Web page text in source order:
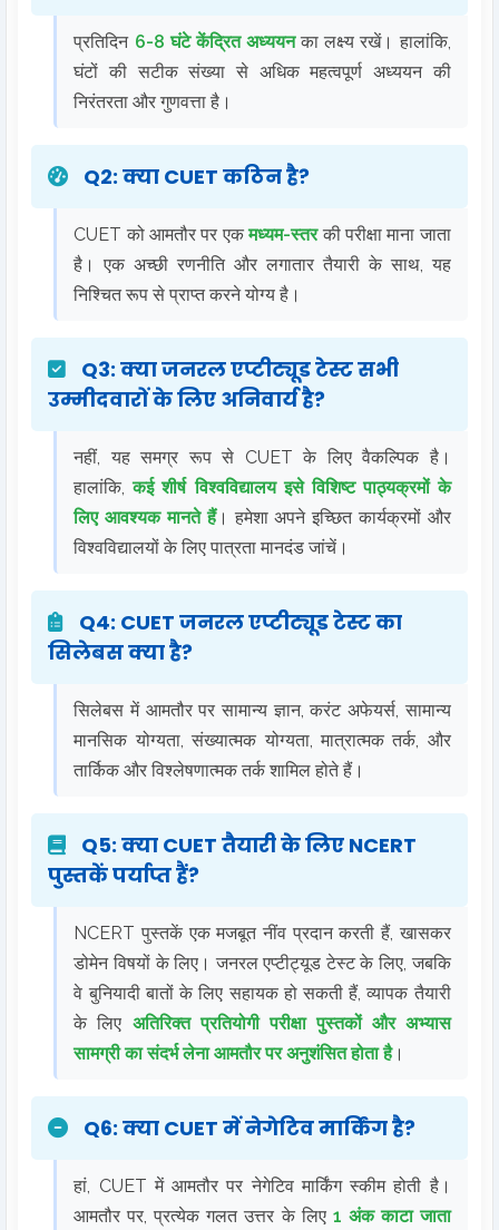
प्रतिदिन 6-8 घंटे केंद्रित अध्ययनका लक्ष्य रखें। हालांकि,
घंटों की सटीक संख्या से अधिक महत्वपूर्ण अध्ययन की
निरंतरता और गुणवत्ता है।
Q2: क्या CUET कठिन है?
CUET को आमतौर पर एकमध्यम-स्तरकी परीक्षा माना जाता
है। एक अच्छी रणनीति और लगातार तैयारी के साथ, यह
निश्चित रूप से प्राप्त करने योग्य है।
Q3: क्या जनरल एप्टीट्यूड टेस्ट सभी
उम्मीदवारों के लिए अनिवार्य है?
नहीं, यह समग्र रूप से CUET के लिए वैकल्पिक है।
हालांकि,कई शीर्ष विश्वविद्यालय इसे विशिष्ट पाठ्यक्रमों के
लिए आवश्यक मानते हैं। हमेशा अपने इच्छित कार्यक्रमों और
विश्वविद्यालयों के लिए पात्रता मानदंड जांचें।
Q4: CUET जनरल एप्टीट्यूड टेस्ट का
सिलेबस क्या है?
सिलेबस में आमतौर पर सामान्य ज्ञान, करंट अफेयर्स, सामान्य
मानसिक योग्यता, संख्यात्मक योग्यता, मात्रात्मक तर्क, और
तार्किक और विश्लेषणात्मक तर्क शामिल होते हैं।
Q5: क्या CUET तैयारी के लिए NCERT
पुस्तकें पर्याप्त हैं?
NCERT पुस्तकें एक मजबूत नींव प्रदान करती हैं, खासकर
डोमेन विषयों के लिए। जनरल एप्टीट्यूड टेस्ट के लिए, जबकि
वे बुनियादी बातों के लिए सहायक हो सकती हैं, व्यापक तैयारी
के लिए अतिरिक्त प्रतियोगी परीक्षा पुस्तकों और अभ्यास
सामग्री का संदर्भ लेना आमतौर पर अनुशंसित होता है।
Q6: क्या CUET में नेगेटिव मार्किंग है?
हां, CUET में आमतौर पर नेगेटिव मार्किंग स्कीम होती है।
आमतौर पर, प्रत्येक गलत उत्तर के लिए 1 अंक काटा जाता